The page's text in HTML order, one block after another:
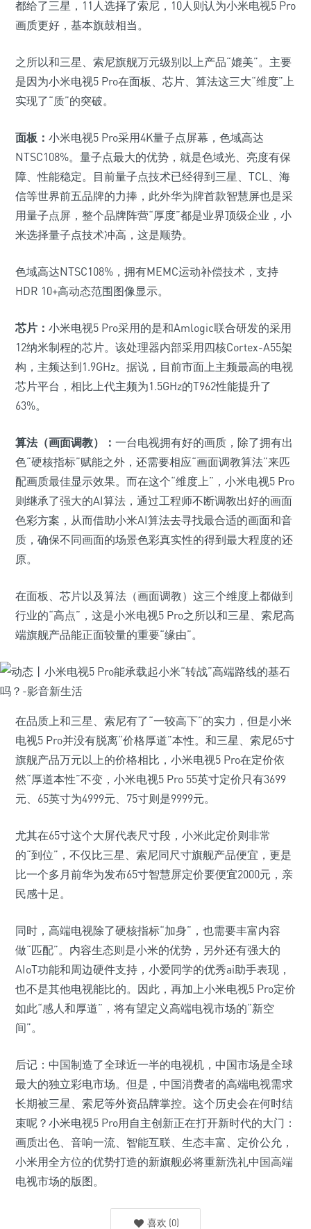
都给了三星，11人选择了索尼，10人则认为小米电视5 Pro
画质更好，基本旗鼓相当。
之所以和三星、索尼旗舰万元级别以上产品“媲美”。主要
是因为小米电视5 Pro在面板、芯片、算法这三大“维度”上
实现了“质”的突破。
面板： 小米电视5 Pro采用4K量子点屏幕，色域高达
NTSC108%。量子点最大的优势，就是色域光、亮度有保
障、性能稳定。目前量子点技术已经得到三星、TCL、海
信等世界前五品牌的力捧，此外华为牌首款智慧屏也是采
用量子点屏，整个品牌阵营“厚度”都是业界顶级企业，小
米选择量子点技术冲高，这是顺势。
色域高达NTSC108%，拥有MEMC运动补偿技术，支持
HDR 10+高动态范围图像显示。
芯片： 小米电视5 Pro采用的是和Amlogic联合研发的采用
12纳米制程的芯片。该处理器内部采用四核Cortex-A55架
构，主频达到1.9GHz。据说，目前市面上主频最高的电视
芯片平台，相比上代主频为1.5GHz的T962性能提升了
63%。
算法（画面调教）： 一台电视拥有好的画质，除了拥有出
色“硬核指标”赋能之外，还需要相应“画面调教算法”来匹
配画质最佳显示效果。而在这个“维度上”，小米电视5 Pro
则继承了强大的AI算法，通过工程师不断调教出好的画面
色彩方案，从而借助小米AI算法去寻找最合适的画面和音
质，确保不同画面的场景色彩真实性的得到最大程度的还
原。
在面板、芯片以及算法（画面调教）这三个维度上都做到
行业的“高点”，这是小米电视5 Pro之所以和三星、索尼高
端旗舰产品能正面较量的重要“缘由”。
在品质上和三星、索尼有了“一较高下”的实力，但是小米
电视5 Pro并没有脱离“价格厚道”本性。和三星、索尼65寸
旗舰产品万元以上的价格相比，小米电视5 Pro在定价依
然“厚道本性”不变，小米电视5 Pro 55英寸定价只有3699
元、65英寸为4999元、75寸则是9999元。
尤其在65寸这个大屏代表尺寸段，小米此定价则非常
的“到位”，不仅比三星、索尼同尺寸旗舰产品便宜，更是
比一个多月前华为发布65寸智慧屏定价要便宜2000元，亲
民感十足。
同时，高端电视除了硬核指标“加身”，也需要丰富内容
做“匹配”。内容生态则是小米的优势，另外还有强大的
AIoT功能和周边硬件支持，小爱同学的优秀ai助手表现，
也不是其他电视能比的。因此，再加上小米电视5 Pro定价
如此“感人和厚道”，将有望定义高端电视市场的“新空
间”。
后记：中国制造了全球近一半的电视机，中国市场是全球
最大的独立彩电市场。但是，中国消费者的高端电视需求
长期被三星、索尼等外资品牌掌控。这个历史会在何时结
束呢？小米电视5 Pro用自主创新正在打开新时代的大门：
画质出色、音响一流、智能互联、生态丰富、定价公允，
小米用全方位的优势打造的新旗舰必将重新洗礼中国高端
电视市场的版图。
喜欢 (0)